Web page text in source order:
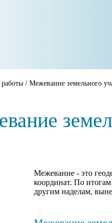
работы / Межевание земельного
Межевание - это
координат. По
другим наделам,